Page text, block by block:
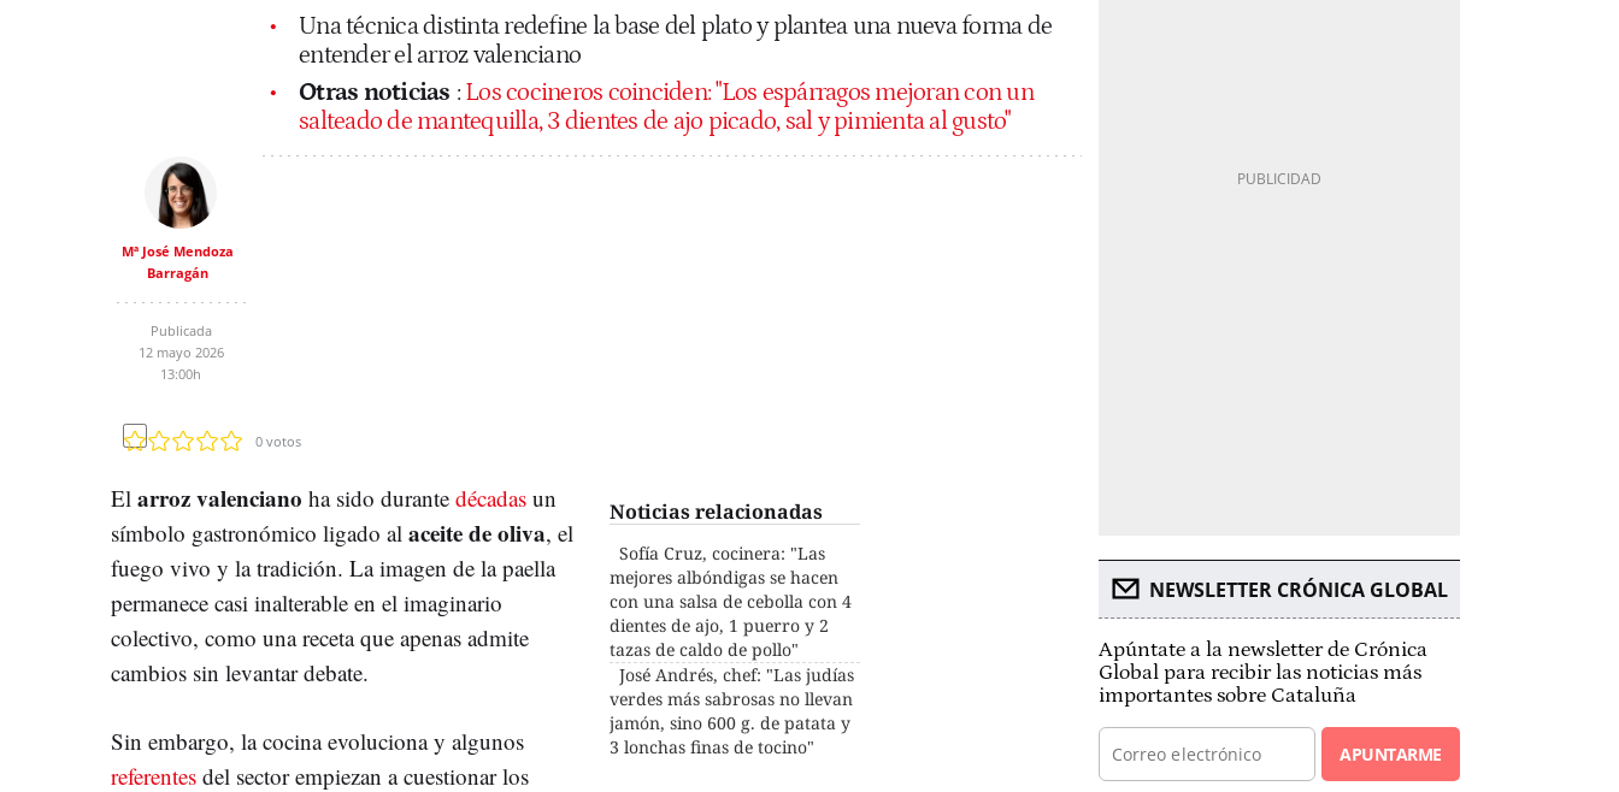
Una técnica distinta redefine la base del plato y plantea una nueva forma de
entender el arroz valenciano
Otras noticias : Los cocineros coinciden: "Los espárragos mejoran con un
salteado de mantequilla, 3 dientes de ajo picado, sal y pimienta al gusto"
Mª José Mendoza
Barragán
Publicada
12 mayo 2026
13:00h
0 votos
Noticias relacionadas
Sofía Cruz, cocinera: "Las
mejores albóndigas se hacen
con una salsa de cebolla con 4
dientes de ajo, 1 puerro y 2
tazas de caldo de pollo"
José Andrés, chef: "Las judías
verdes más sabrosas no llevan
jamón, sino 600 g. de patata y
3 lonchas finas de tocino"
El arroz valenciano ha sido durante décadas un
símbolo gastronómico ligado al aceite de oliva, el
fuego vivo y la tradición. La imagen de la paella
permanece casi inalterable en el imaginario
colectivo, como una receta que apenas admite
cambios sin levantar debate.
Sin embargo, la cocina evoluciona y algunos
referentes del sector empiezan a cuestionar los
NEWSLETTER CRÓNICA GLOBAL
Apúntate a la newsletter de Crónica
Global para recibir las noticias más
importantes sobre Cataluña
APUNTARME